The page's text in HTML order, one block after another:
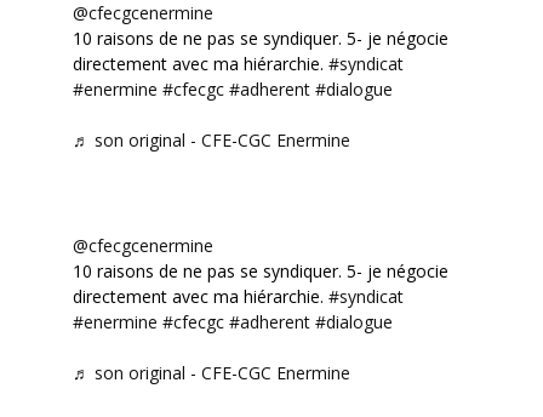
@cfecgcenermine
10 raisons de ne pas se syndiquer. 5- je négocie
directement avec ma hiérarchie. #syndicat
#enermine #cfecgc #adherent #dialogue
♬ son original - CFE-CGC Enermine
@cfecgcenermine
10 raisons de ne pas se syndiquer. 5- je négocie
directement avec ma hiérarchie. #syndicat
#enermine #cfecgc #adherent #dialogue
♬ son original - CFE-CGC Enermine